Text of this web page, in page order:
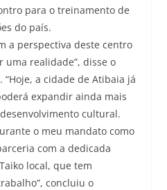
para o treinamento de
do país.
a perspectiva deste centro
realidade”, disse o
a cidade de Atibaia já
expandir ainda mais
cultural.
o meu mandato como
com a dedicada
local, que tem
concluiu o